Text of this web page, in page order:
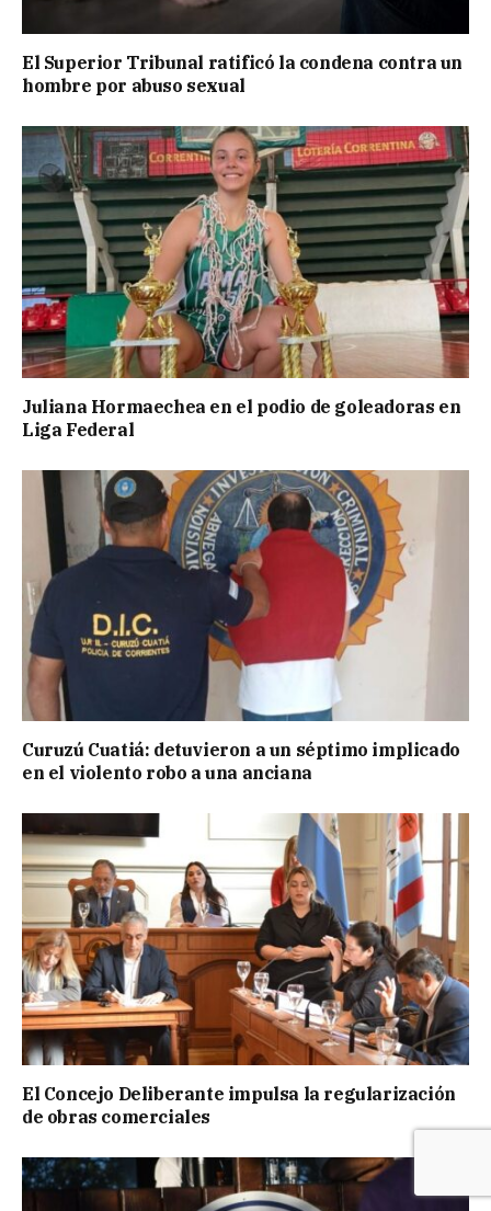
El Superior Tribunal ratificó la condena contra un
hombre por abuso sexual
Juliana Hormaechea en el podio de goleadoras en
Liga Federal
Curuzú Cuatiá: detuvieron a un séptimo implicado
en el violento robo a una anciana
El Concejo Deliberante impulsa la regularización
de obras comerciales